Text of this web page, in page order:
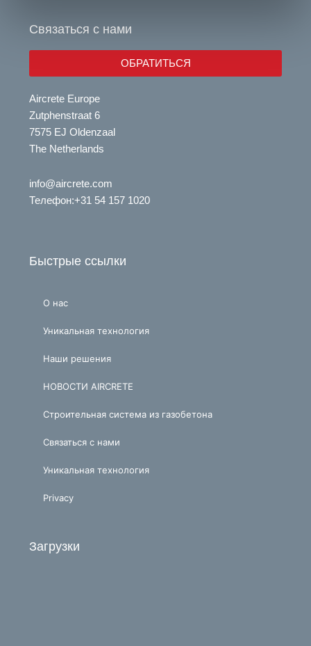
Связаться с нами
ОБРАТИТЬСЯ
Aircrete Europe
Zutphenstraat 6
7575 EJ Oldenzaal
The Netherlands
info@aircrete.com
Телефон:+31 54 157 1020
Быстрые ссылки
О нас
Уникальная технология
Наши решения
НОВОСТИ AIRCRETE
Строительная система из газобетона
Связаться с нами
Уникальная технология
Privacy
Загрузки